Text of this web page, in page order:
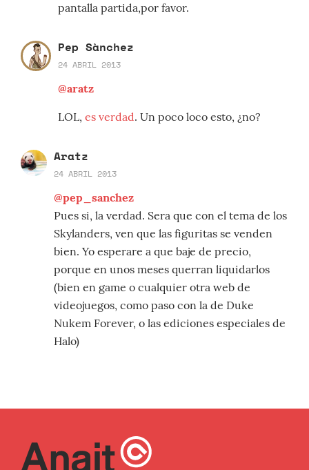
pantalla partida,por favor.
Pep Sànchez
24 ABRIL 2013
@aratz
LOL, es verdad. Un poco loco esto, ¿no?
Aratz
24 ABRIL 2013
@pep_sanchez
Pues si, la verdad. Sera que con el tema de los
Skylanders, ven que las figuritas se venden
bien. Yo esperare a que baje de precio,
porque en unos meses querran liquidarlos
(bien en game o cualquier otra web de
videojuegos, como paso con la de Duke
Nukem Forever, o las ediciones especiales de
Halo)